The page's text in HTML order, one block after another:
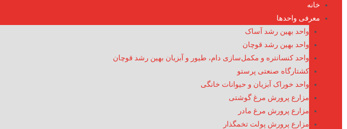
خانه
معرفی واحدها
واحد بهین رشد آساک
واحد بهین رشد قوچان
واحد کنسانتره و مکمل‌سازی دام، طیور و آبزیان بهین رشد قوچان
کشتارگاه صنعتی پرستو
واحد خوراک آبزیان و حیوانات خانگی
مزارع پرورش مرغ گوشتی
مزارع پرورش مرغ مادر
مزارع پرورش پولت تخمگذار